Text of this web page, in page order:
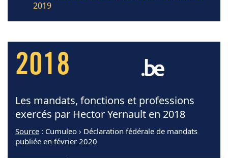
2019
2018
Les mandats, fonctions et professions
exercés par Hector Yernault en 2018
Source : Cumuleo › Déclaration fédérale de mandats
publiée en février 2020